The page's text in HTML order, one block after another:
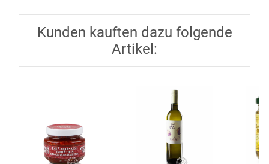
Kunden kauften dazu folgende
Artikel: